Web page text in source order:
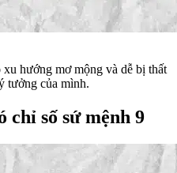
hướng mơ mộng và dễ bị thất
tưởng của mình.
chỉ số sứ mệnh 9